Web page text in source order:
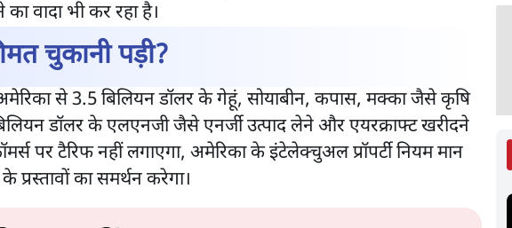
वादा भी कर रहा है।
चुकानी पड़ी?
से 3.5 बिलियन डॉलर के गेहूं, सोयाबीन, कपास, मक्का जैसे कृषि
डॉलर के एलएनजी जैसे एनर्जी उत्पाद लेने और एयरक्राफ्ट खरीदने
पर टैरिफ नहीं लगाएगा, अमेरिका के इंटेलेक्चुअल प्रॉपर्टी नियम मान
का समर्थन करेगा।